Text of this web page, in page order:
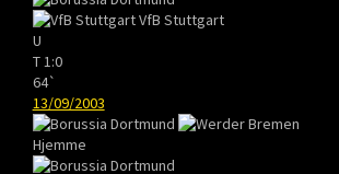
VfB Stuttgart
U
T 1:0
64`
13/09/2003
Hjemme